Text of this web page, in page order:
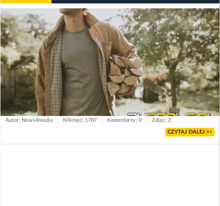
Autor: News4media Kliknięć: 1787 Komentarzy: 0 Zdjęć: 2
CZYTAJ DALEJ >>